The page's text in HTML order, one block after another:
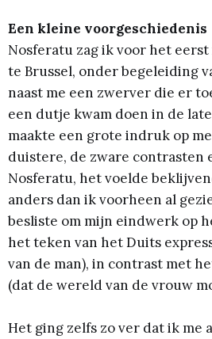
Een kleine voorgeschiedenis
Nosferatu zag ik voor het
te Brussel, onder begeleiding
naast me een zwerver die er
een dutje kwam doen in de
maakte een grote indruk op
duistere, de zware contrasten
Nosferatu, het voelde
anders dan ik voorheen al
besliste om mijn eindwerk op
het teken van het Duits
van de man), in contrast met
(dat de wereld van de vrouw
Het ging zelfs zo ver dat ik me